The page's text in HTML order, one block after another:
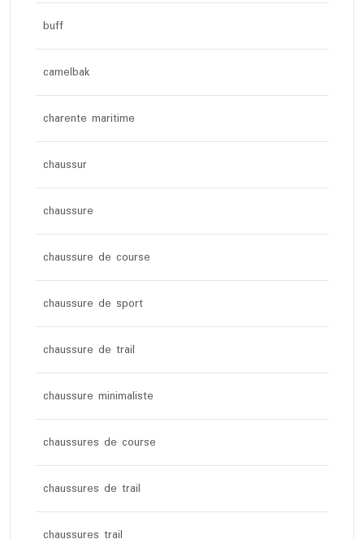
buff
camelbak
charente maritime
chaussur
chaussure
chaussure de course
chaussure de sport
chaussure de trail
chaussure minimaliste
chaussures de course
chaussures de trail
chaussures trail